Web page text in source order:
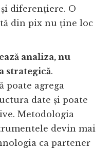
diferențiere. O
din pix nu ține loc
analiza, nu
strategică.
poate agrega
date și poate
Metodologia
devin mai
ca partener